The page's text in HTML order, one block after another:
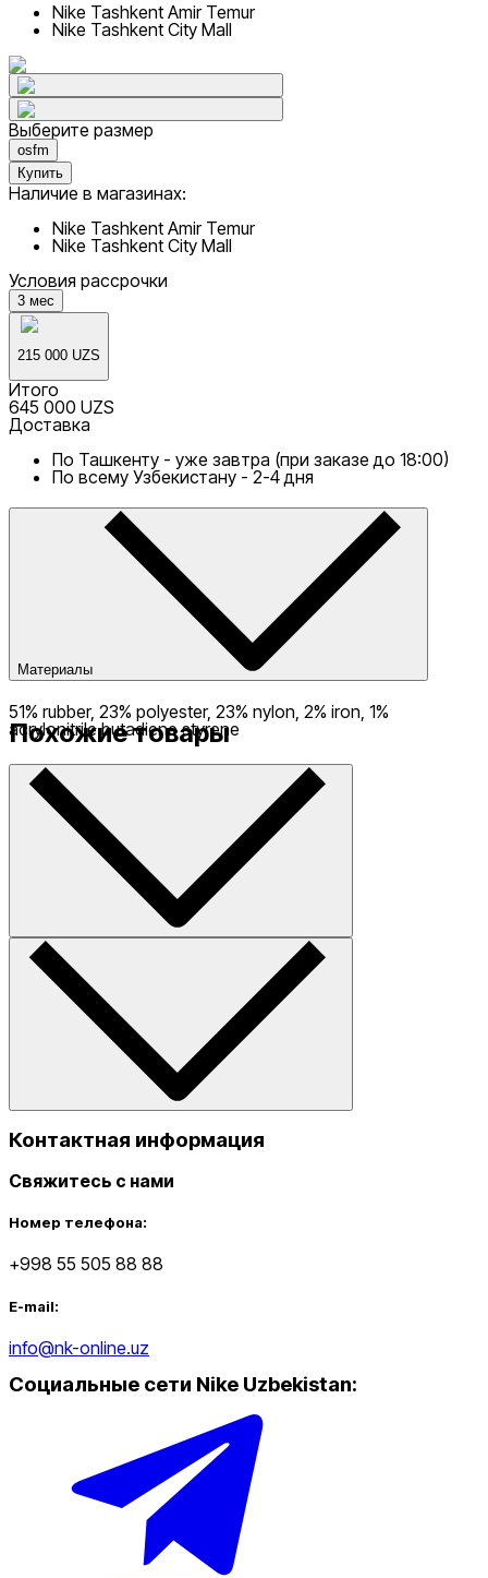
Nike Tashkent Amir Temur
Nike Tashkent City Mall
Выберите размер
osfm
Купить
Наличие в магазинах:
Nike Tashkent Amir Temur
Nike Tashkent City Mall
Условия рассрочки
3 мес
215 000 UZS
Итого
645 000 UZS
Доставка
По Ташкенту - уже завтра (при заказе до 18:00)
По всему Узбекистану - 2-4 дня
Материалы
51% rubber, 23% polyester, 23% nylon, 2% iron, 1%
acrylonitrile butadiene styrene
Похожие товары
Контактная информация
Свяжитесь с нами
Номер телефона:
+998 55 505 88 88
E-mail:
info@nk-online.uz
Социальные сети Nike Uzbekistan: